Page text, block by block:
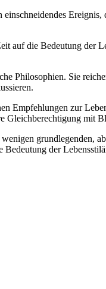
auf die Bedeutung
Philosophien. Sie
Empfehlungen zur
Gleichberechtigung mit
grundlegenden,
der